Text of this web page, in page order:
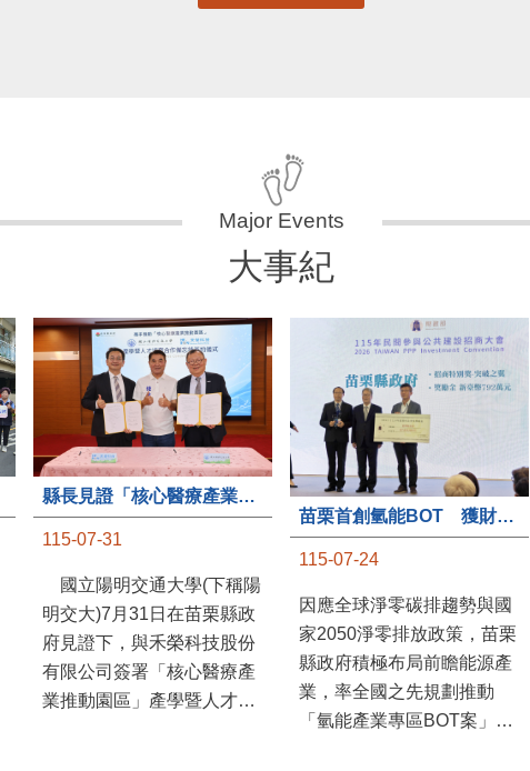
大事紀
縣長見證「核心醫療產業推動園區」產學合作簽約儀式
115-07-31
國立陽明交通大學(下稱陽
明交大)7月31日在苗栗縣政
府見證下，與禾榮科技股份
有限公司簽署「核心醫療產
業推動園區」產學暨人才培
苗栗首創氫能BOT 獲財政部「突破之翼」肯定
115-07-24
因應全球淨零碳排趨勢與國
家2050淨零排放政策，苗栗
縣政府積極布局前瞻能源產
業，率全國之先規劃推動
「氫能產業專區BOT案」，